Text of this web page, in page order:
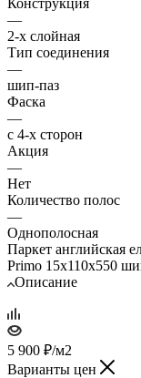
—
2-х слойная
Тип соединения
—
шип-паз
Фаска
—
с 4-х сторон
Акция
—
Нет
Количество полос
—
Однополосная
Паркет английская
Primo 15х110х550
Описание
5 900 ₽/м2
Варианты цен